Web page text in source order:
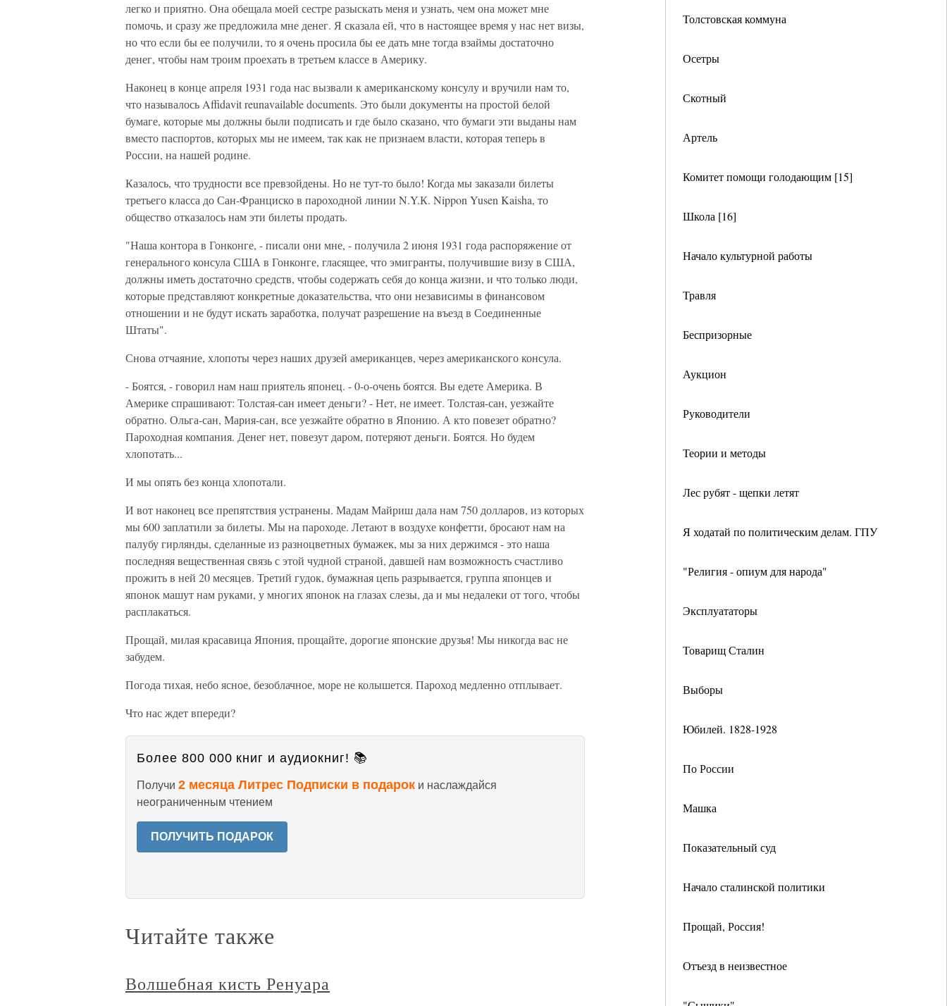
Толстовская коммуна
Осетры
Скотный
Артель
Комитет помощи голодающим [15]
Школа [16]
Начало культурной работы
Травля
Беспризорные
Аукцион
Руководители
Теории и методы
Лес рубят - щепки летят
Я ходатай по политическим делам. ГПУ
"Религия - опиум для народа"
Эксплуататоры
Товарищ Сталин
Выборы
Юбилей. 1828-1928
По России
Машка
Показательный суд
Начало сталинской политики
Прощай, Россия!
Отъезд в неизвестное
легко и приятно. Она обещала моей сестре разыскать меня и узнать, чем она может мне
помочь, и сразу же предложила мне денег. Я сказала ей, что в настоящее время у нас нет визы,
но что если бы ее получили, то я очень просила бы ее дать мне тогда взаймы достаточно
денег, чтобы нам троим проехать в третьем классе в Америку.
Наконец в конце апреля 1931 года нас вызвали к американскому консулу и вручили нам то,
что называлось Affidavit reunavailable documents. Это были документы на простой белой
бумаге, которые мы должны были подписать и где было сказано, что бумаги эти выданы нам
вместо паспортов, которых мы не имеем, так как не признаем власти, которая теперь в
России, на нашей родине.
Казалось, что трудности все превзойдены. Но не тут-то было! Когда мы заказали билеты
третьего класса до Сан-Франциско в пароходной линии N.Y.К. Nippon Yusen Kaisha, то
общество отказалось нам эти билеты продать.
"Наша контора в Гонконге, - писали они мне, - получила 2 июня 1931 года распоряжение от
генерального консула США в Гонконге, гласящее, что эмигранты, получившие визу в США,
должны иметь достаточно средств, чтобы содержать себя до конца жизни, и что только люди,
которые представляют конкретные доказательства, что они независимы в финансовом
отношении и не будут искать заработка, получат разрешение на въезд в Соединенные
Штаты".
Снова отчаяние, хлопоты через наших друзей американцев, через американского консула.
- Боятся, - говорил нам наш приятель японец. - 0-о-очень боятся. Вы едете Америка. В
Америке спрашивают: Толстая-сан имеет деньги? - Нет, не имеет. Толстая-сан, уезжайте
обратно. Ольга-сан, Мария-сан, все уезжайте обратно в Японию. А кто повезет обратно?
Пароходная компания. Денег нет, повезут даром, потеряют деньги. Боятся. Но будем
хлопотать...
И мы опять без конца хлопотали.
И вот наконец все препятствия устранены. Мадам Майриш дала нам 750 долларов, из которых
мы 600 заплатили за билеты. Мы на пароходе. Летают в воздухе конфетти, бросают нам на
палубу гирлянды, сделанные из разноцветных бумажек, мы за них держимся - это наша
последняя вещественная связь с этой чудной страной, давшей нам возможность счастливо
прожить в ней 20 месяцев. Третий гудок, бумажная цепь разрывается, группа японцев и
японок машут нам руками, у многих японок на глазах слезы, да и мы недалеки от того, чтобы
расплакаться.
Прощай, милая красавица Япония, прощайте, дорогие японские друзья! Мы никогда вас не
забудем.
Погода тихая, небо ясное, безоблачное, море не колышется. Пароход медленно отплывает.
Что нас ждет впереди?
Более 800 000 книг и аудиокниг! 📚
Получи 2 месяца Литрес Подписки в подарок и наслаждайся
неограниченным чтением
ПОЛУЧИТЬ ПОДАРОК
Читайте также
Волшебная кисть Ренуара